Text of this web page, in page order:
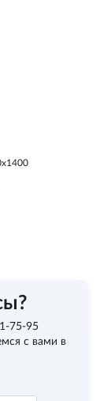
75-95
с вами в